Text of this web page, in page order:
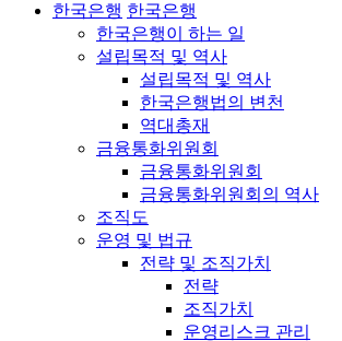
한국은행 한국은행
한국은행이 하는 일
설립목적 및 역사
설립목적 및 역사
한국은행법의 변천
역대총재
금융통화위원회
금융통화위원회
금융통화위원회의 역사
조직도
운영 및 법규
전략 및 조직가치
전략
조직가치
운영리스크 관리